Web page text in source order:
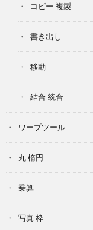
コピー 複製
書き出し
移動
結合 統合
ワープツール
丸 楕円
乗算
写真 枠